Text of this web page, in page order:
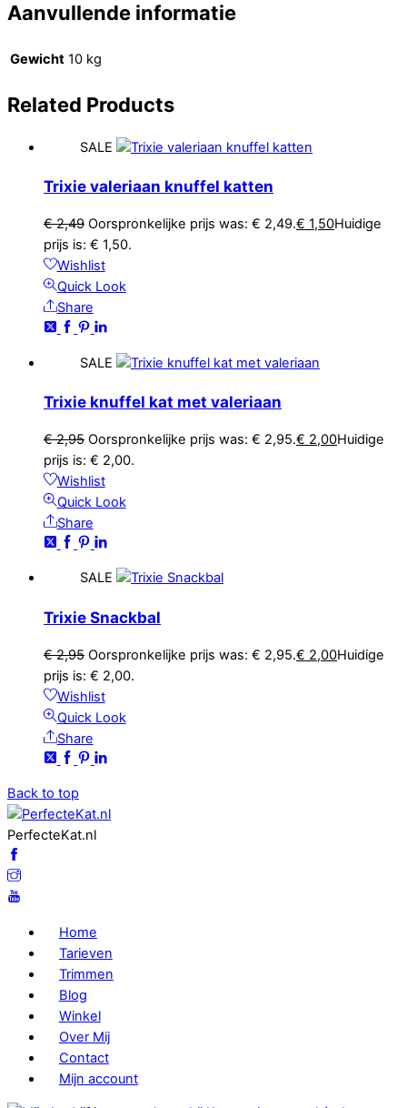
Aanvullende informatie
Gewicht 10 kg
Related Products
SALE
Trixie valeriaan knuffel katten
€2,49 Oorspronkelijke prijs was: € 2,49.€ 1,50Huidige
prijs is: € 1,50.
Wishlist
Quick Look
Share
SALE
Trixie knuffel kat met valeriaan
€2,95 Oorspronkelijke prijs was: € 2,95.€ 2,00Huidige
prijs is: € 2,00.
Wishlist
Quick Look
Share
SALE
Trixie Snackbal
€2,95 Oorspronkelijke prijs was: € 2,95.€ 2,00Huidige
prijs is: € 2,00.
Wishlist
Quick Look
Share
Back to top
PerfecteKat.nl
Home
Tarieven
Trimmen
Blog
Winkel
Over Mij
Contact
Mijn account